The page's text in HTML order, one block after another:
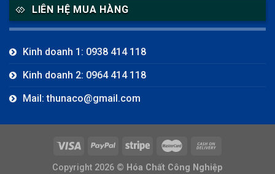
LIÊN HỆ MUA HÀNG
Kinh doanh 1: 0938 414 118
Kinh doanh 2: 0964 414 118
Mail: thunaco@gmail.com
Copyright 2026 © Hóa Chất Công Nghiệp